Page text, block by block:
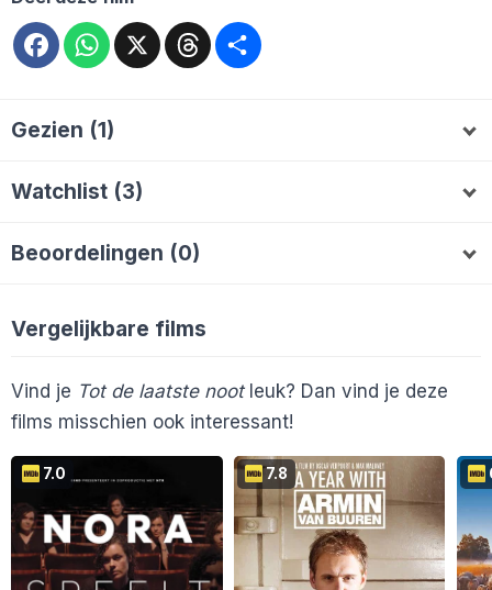
FacebookWhatsApp
X Threads
Gezien (1)
Watchlist (3)
Beoordelingen (0)
Vergelijkbare films
Vind je Tot de laatste nootleuk? Dan vind je deze
films misschien ook interessant!
7.0 7.8